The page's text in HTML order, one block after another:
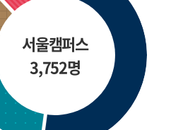
서울캠퍼스
3,752명